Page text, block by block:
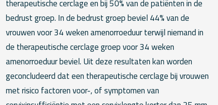
therapeutische cerclage en bij 50% van de patiënten in de
bedrust groep. In de bedrust groep beviel 44% van de
vrouwen voor 34 weken amenorroeduur terwijl niemand in
de therapeutische cerclage groep voor 34 weken
amenorroeduur beviel. Uit deze resultaten kan worden
geconcludeerd dat een therapeutische cerclage bij vrouwen
met risico factoren voor-, of symptomen van